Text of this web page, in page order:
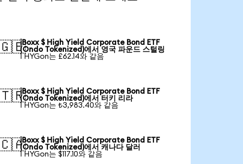
iBoxx $ High Yield Corporate Bond ETF
(Ondo Tokenized)에서 영국 파운드 스털링
1 HYGon는 £62.14와 같음
iBoxx $ High Yield Corporate Bond ETF
(Ondo Tokenized)에서 터키 리라
1 HYGon는 ₺3,983.40와 같음
iBoxx $ High Yield Corporate Bond ETF
(Ondo Tokenized)에서 캐나다 달러
1 HYGon는 $117.10와 같음